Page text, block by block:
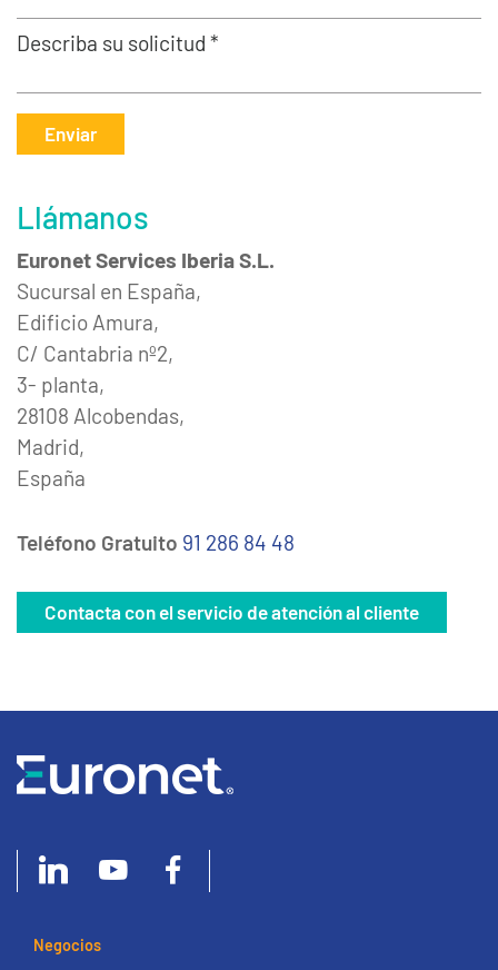
Describa su solicitud *
Enviar
Llámanos
Euronet Services Iberia S.L.
Sucursal en España,
Edificio Amura,
C/ Cantabria nº2,
3- planta,
28108 Alcobendas,
Madrid,
España
Teléfono Gratuito 91 286 84 48
Contacta con el servicio de atención al cliente
Negocios